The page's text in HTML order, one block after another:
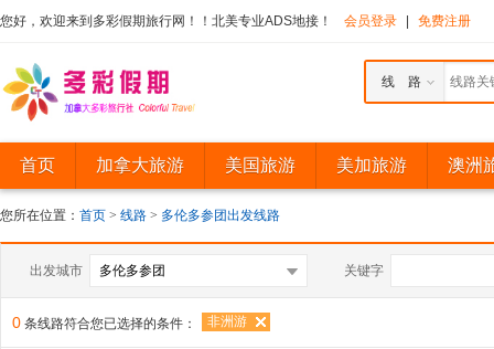
您好，欢迎来到多彩假期旅行网！！北美专业ADS地接！ 会员登录 免费注册
线 路
首页 加拿大旅游 美国旅游 美加旅游 澳洲
您所在位置： 首页 > 线路 > 多伦多参团出发线路
出发城市 关键字
0 条线路符合您已选择的条件： 非洲游